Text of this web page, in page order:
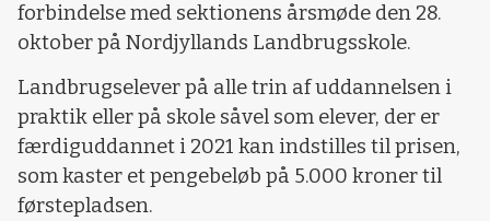
forbindelse med sektionens årsmøde den 28.
oktober på Nordjyllands Landbrugsskole.
Landbrugselever på alle trin af uddannelsen i
praktik eller på skole såvel som elever, der er
færdiguddannet i 2021 kan indstilles til prisen,
som kaster et pengebeløb på 5.000 kroner til
førstepladsen.